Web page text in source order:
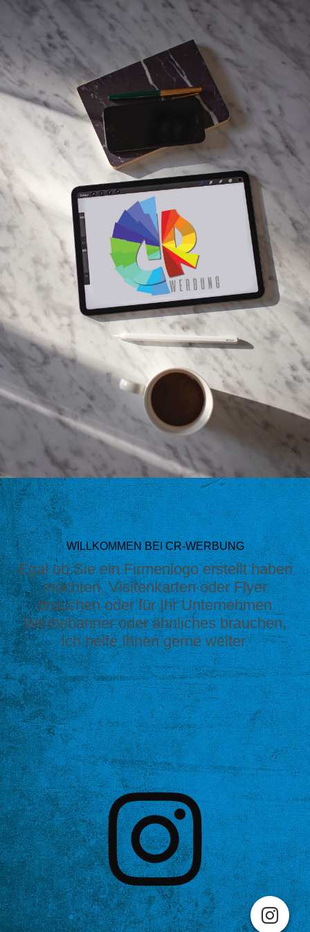
WILLKOMMEN BEI CR-WERBUNG
Egal ob Sie ein Firmenlogo erstellt haben
möchten, Visitenkarten oder Flyer
brauchen oder für Ihr Unternehmen
Werbebanner oder ähnliches brauchen,
Ich helfe Ihnen gerne weiter.
STARTSEITE
ÜBER MICH
PROJEKTE
PREISE/PAKETE
KONTAKT